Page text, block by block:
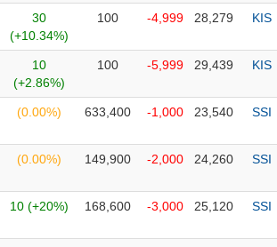
30
(+10.34%)
100 -4,999 28,279 KIS
10
(+2.86%)
100 -5,999 29,439 KIS
(0.00%) 633,400 -1,000 23,540 SSI
(0.00%) 149,900 -2,000 24,260 SSI
10 (+20%) 168,600 -3,000 25,120 SSI